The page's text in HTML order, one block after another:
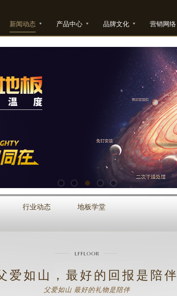
新闻动态 产品中心 品牌文化 营销网络
行业动态 地板学堂
爱如山，最好的回报是陪伴
父爱如山 最好的礼物是陪伴